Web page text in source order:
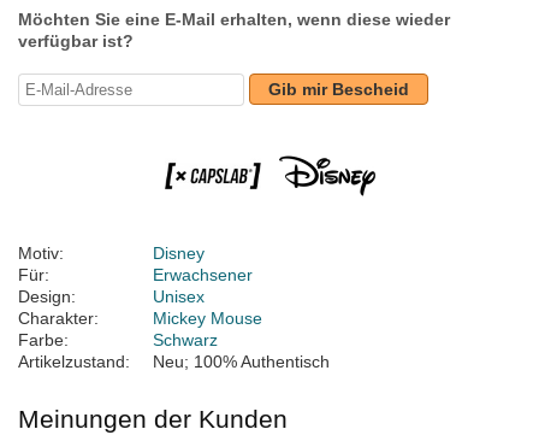
Möchten Sie eine E-Mail erhalten, wenn diese wieder
verfügbar ist?
Gib mir Bescheid
Motiv:
Disney
Für:
Erwachsener
Design:
Unisex
Charakter:
Mickey Mouse
Farbe:
Schwarz
Artikelzustand:
Neu; 100% Authentisch
Meinungen der Kunden